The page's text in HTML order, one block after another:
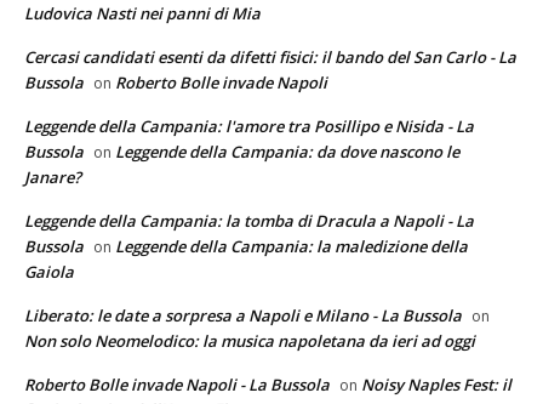
Ludovica Nasti nei panni di Mia
Cercasi candidati esenti da difetti fisici: il bando del San Carlo - La
Bussola on Roberto Bolle invade Napoli
Leggende della Campania: l'amore tra Posillipo e Nisida - La
Bussola on Leggende della Campania: da dove nascono le
Janare?
Leggende della Campania: la tomba di Dracula a Napoli - La
Bussola on Leggende della Campania: la maledizione della
Gaiola
Liberato: le date a sorpresa a Napoli e Milano - La Bussola on
Non solo Neomelodico: la musica napoletana da ieri ad oggi
Roberto Bolle invade Napoli - La Bussola on Noisy Naples Fest: il